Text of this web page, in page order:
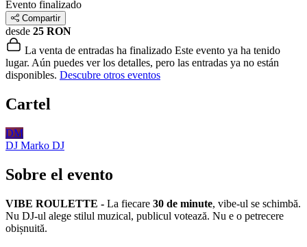
Evento finalizado
Compartir
desde 25 RON
La venta de entradas ha finalizado Este evento ya ha tenido
lugar. Aún puedes ver los detalles, pero las entradas ya no están
disponibles. Descubre otros eventos
Cartel
DM
DJ Marko DJ
Sobre el evento
VIBE ROULETTE - La fiecare 30 de minute, vibe-ul se schimbă.
Nu DJ-ul alege stilul muzical, publicul votează. Nu e o petrecere
obișnuită.